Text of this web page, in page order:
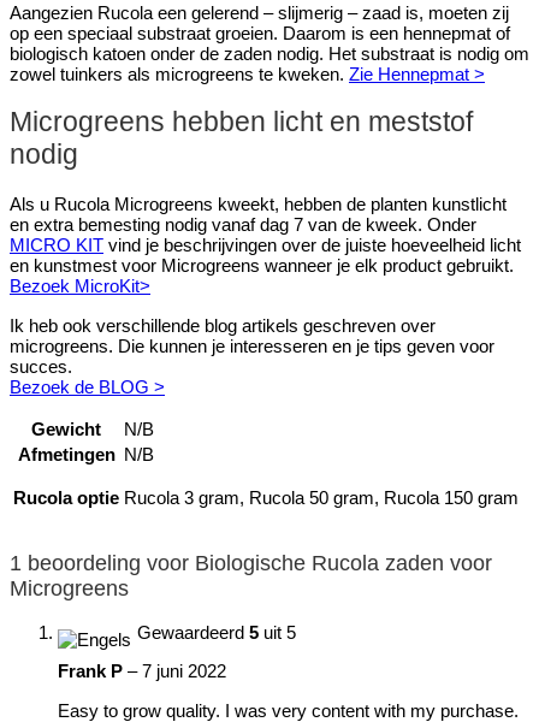
Aangezien Rucola een gelerend – slijmerig – zaad is, moeten zij
op een speciaal substraat groeien. Daarom is een hennepmat of
biologisch katoen onder de zaden nodig. Het substraat is nodig om
zowel tuinkers als microgreens te kweken. Zie Hennepmat >
Microgreens hebben licht en meststof
nodig
Als u Rucola Microgreens kweekt, hebben de planten kunstlicht
en extra bemesting nodig vanaf dag 7 van de kweek. Onder
MICRO KIT vind je beschrijvingen over de juiste hoeveelheid licht
en kunstmest voor Microgreens wanneer je elk product gebruikt.
Bezoek MicroKit>
Ik heb ook verschillende blog artikels geschreven over
microgreens. Die kunnen je interesseren en je tips geven voor
succes.
Bezoek de BLOG >
Gewicht
N/B
Afmetingen N/B
Rucola optie Rucola 3 gram, Rucola 50 gram, Rucola 150 gram
1 beoordeling voor Biologische Rucola zaden voor
Microgreens
Gewaardeerd 5 uit 5
Frank P – 7 juni 2022
Easy to grow quality. I was very content with my purchase.